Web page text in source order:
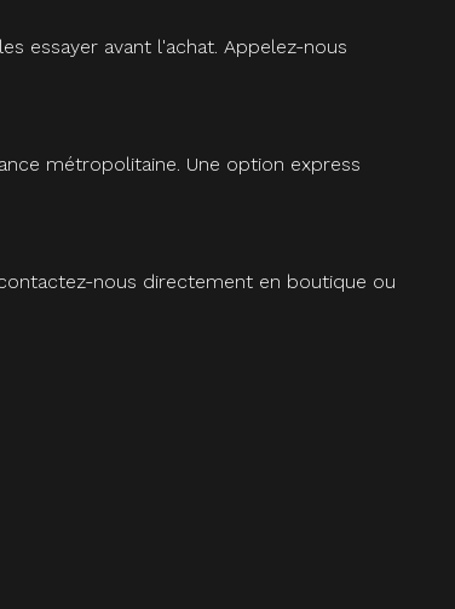
essayer avant l'achat. Appelez-nous
métropolitaine. Une option express
nous directement en boutique ou